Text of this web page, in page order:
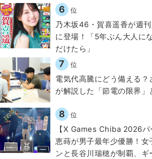
6 位
乃木坂46・賀喜遥香が週
に登場！「5年ぶん大人に
だけたら」
7 位
電気代高騰にどう備える？
が解説した「節電の限界
8 位
【X Games Chiba 2026
恵蒔が男子最年少優勝！女
ンと長谷川瑞穂が制覇、ギ